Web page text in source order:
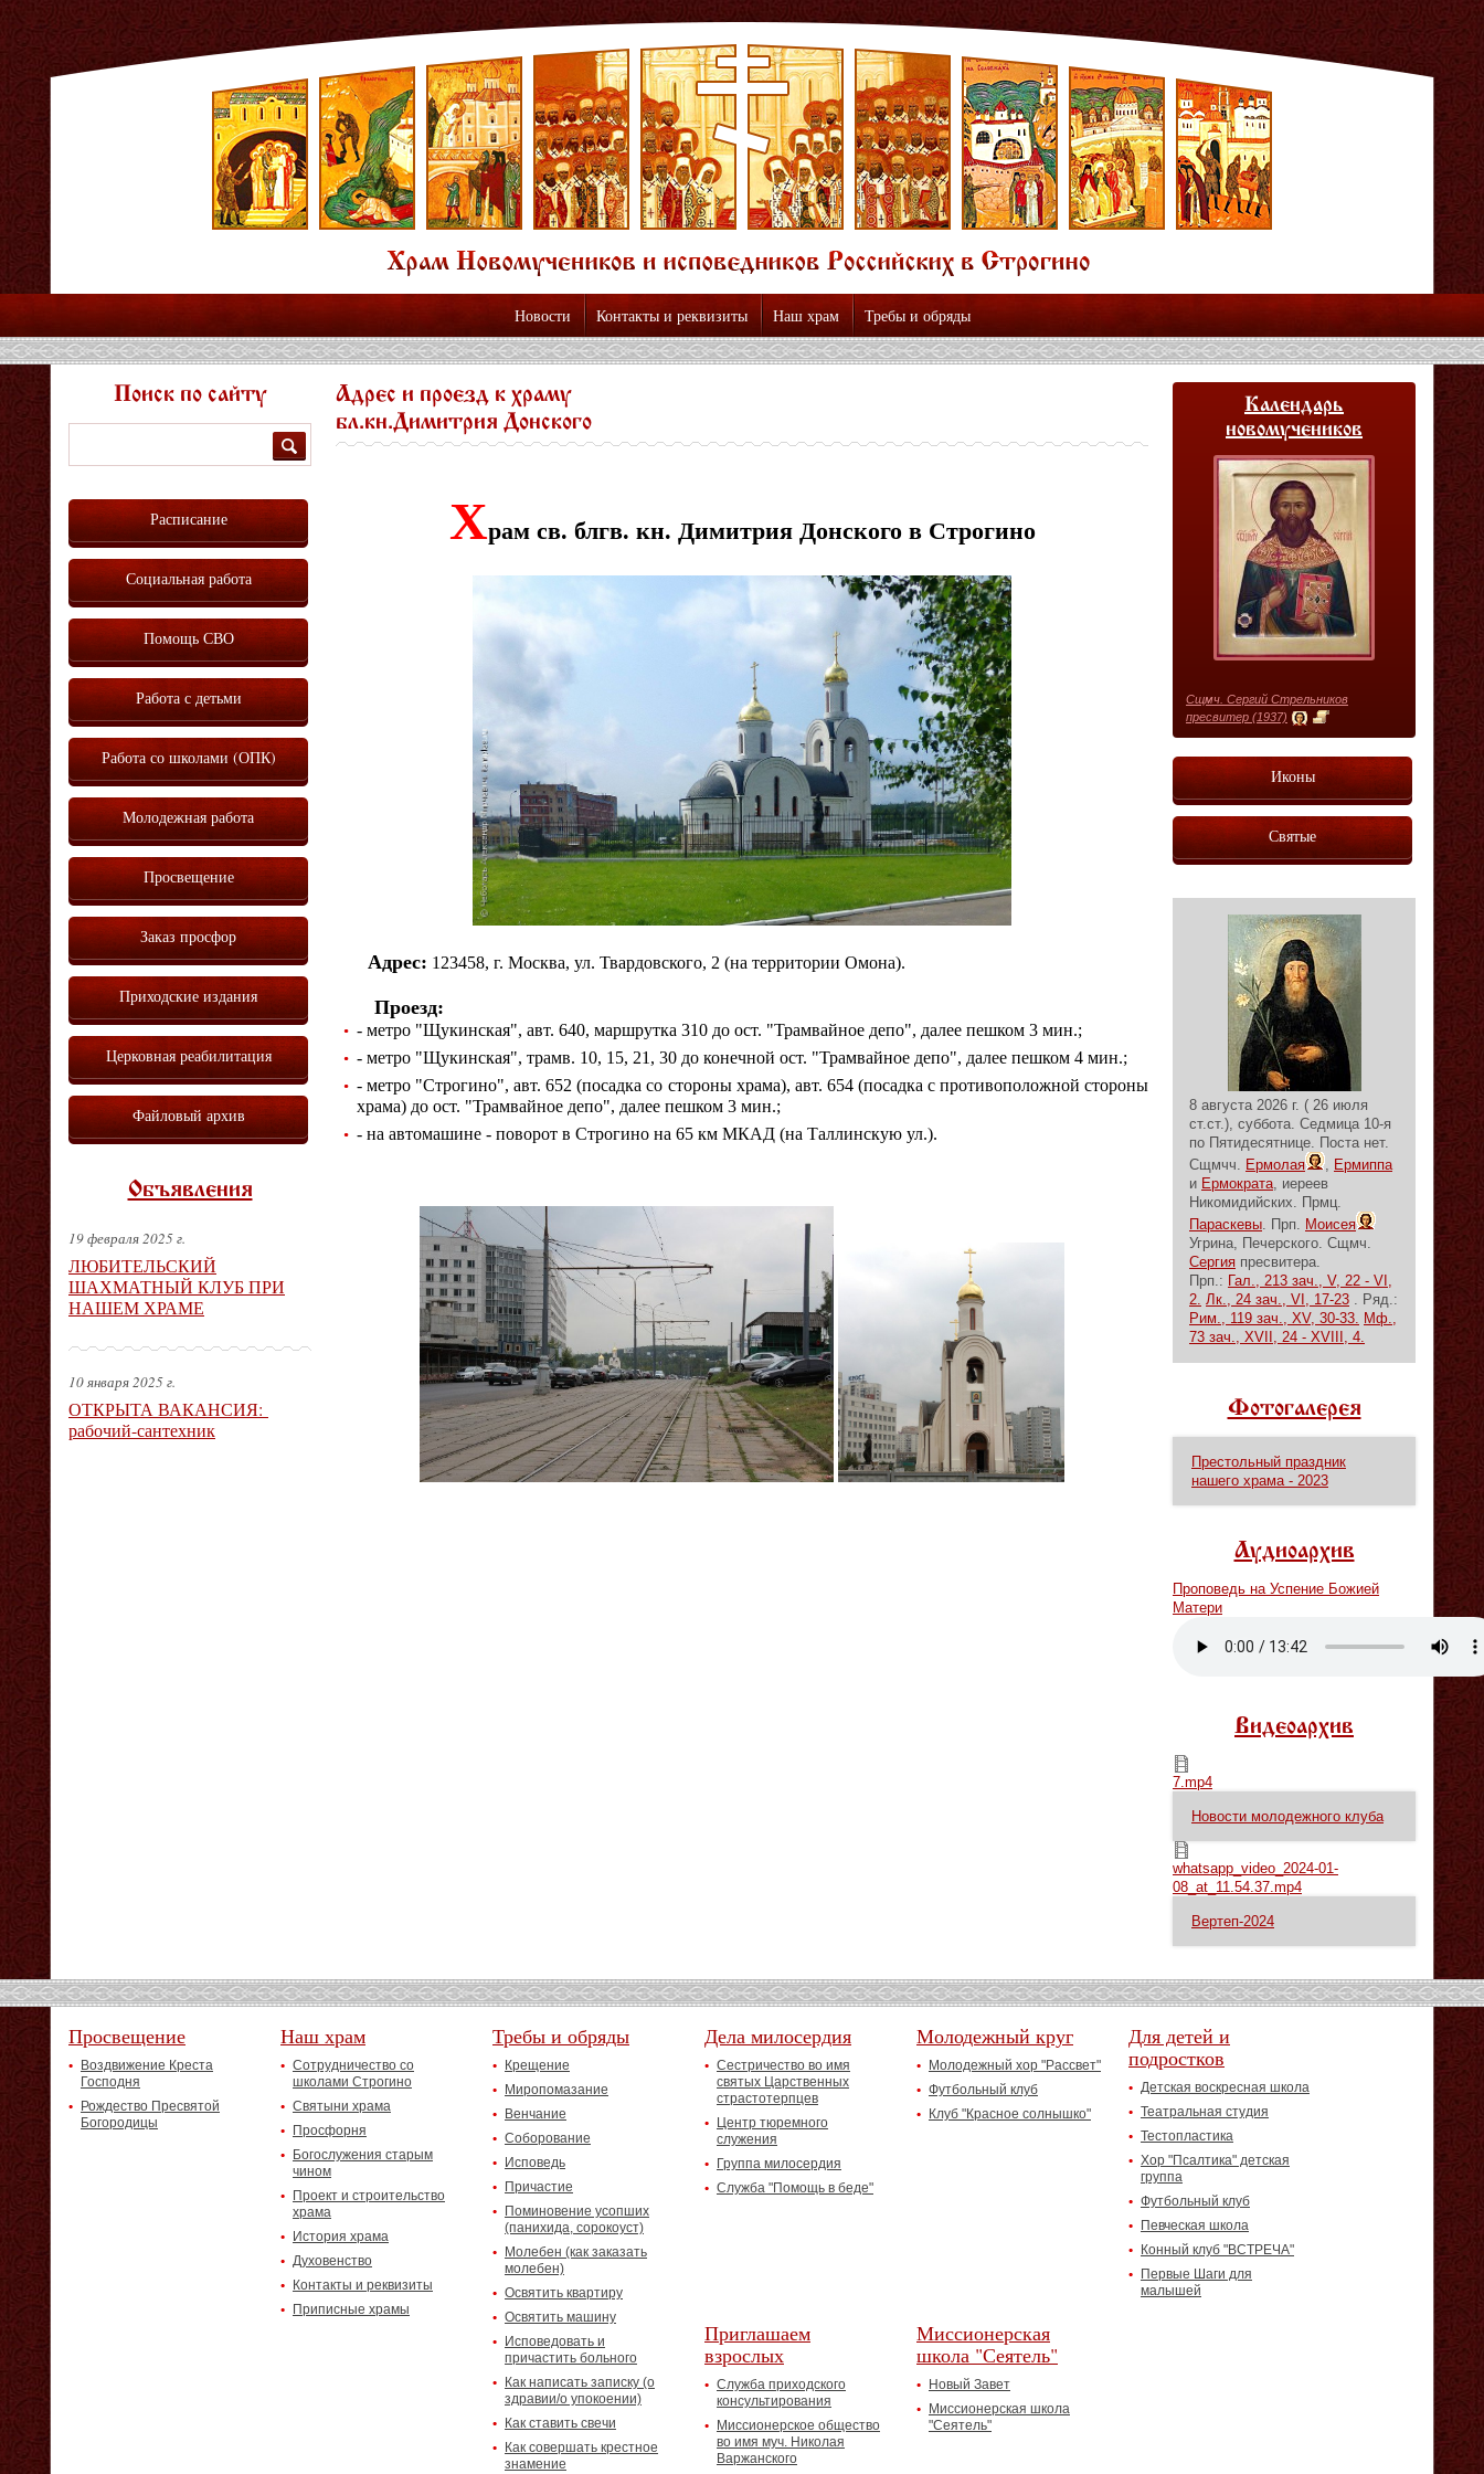
Новости Контакты и реквизиты Наш храм Требы и обряды
Адрес и проезд к храму
бл.кн.Димитрия Донского
Храм св. блгв. кн. Димитрия Донского в Строгино
Адрес: 123458, г. Москва, ул. Твардовского, 2 (на территории Омона).
Проезд:
- метро "Щукинская", авт. 640, маршрутка 310 до ост. "Трамвайное депо", далее пешком 3 мин.;
- метро "Щукинская", трамв. 10, 15, 21, 30 до конечной ост. "Трамвайное депо", далее пешком 4 мин.;
- метро "Строгино", авт. 652 (посадка со стороны храма), авт. 654 (посадка с противоположной стороны
храма) до ост. "Трамвайное депо", далее пешком 3 мин.;
- на автомашине - поворот в Строгино на 65 км МКАД (на Таллинскую ул.).
Поиск по сайту
Расписание
Социальная работа
Помощь СВО
Работа с детьми
Работа со школами (ОПК)
Молодежная работа
Просвещение
Заказ просфор
Приходские издания
Церковная реабилитация
Файловый архив
Объявления
19 февраля 2025 г.
ЛЮБИТЕЛЬСКИЙ
ШАХМАТНЫЙ КЛУБ ПРИ
НАШЕМ ХРАМЕ
10 января 2025 г.
ОТКРЫТА ВАКАНСИЯ:
рабочий-сантехник
Календарь
новомучеников
Сщмч. Сергий Стрельников
пресвитер (1937)
Иконы
Святые
8 августа 2026 г. ( 26 июля
ст.ст.), суббота. Седмица 10-я
по Пятидесятнице. Поста нет.
Сщмчч. Ермолая , Ермиппа
и Ермократа, иереев
Никомидийских. Прмц.
Параскевы. Прп. Моисея
Угрина, Печерского. Сщмч.
Сергия пресвитера.
Прп.: Гал., 213 зач., V, 22 - VI,
2. Лк., 24 зач., VI, 17-23 . Ряд.:
Рим., 119 зач., XV, 30-33. Мф.,
73 зач., XVII, 24 - XVIII, 4.
Фотогалерея
Престольный праздник
нашего храма - 2023
Аудиоархив
Проповедь на Успение Божией
Матери
Видеоархив
7.mp4
7.mp4
Новости молодежного клуба
whatsapp_video_2024-01-08_at_11.54.37.mp4
whatsapp_video_2024-01-
08_at_11.54.37.mp4
Вертеп-2024
Просвещение
Воздвижение Креста
Господня
Рождество Пресвятой
Богородицы
Наш храм
Сотрудничество со
школами Строгино
Святыни храма
Просфорня
Богослужения старым
чином
Проект и строительство
храма
История храма
Духовенство
Контакты и реквизиты
Приписные храмы
Требы и обряды
Крещение
Миропомазание
Венчание
Соборование
Исповедь
Причастие
Поминовение усопших
(панихида, сорокоуст)
Молебен (как заказать
молебен)
Освятить квартиру
Освятить машину
Исповедовать и
причастить больного
Как написать записку (о
здравии/о упокоении)
Как ставить свечи
Как совершать крестное
знамение
Дела милосердия
Сестричество во имя
святых Царственных
страстотерпцев
Центр тюремного
служения
Группа милосердия
Служба "Помощь в беде"
Молодежный круг
Молодежный хор "Рассвет"
Футбольный клуб
Клуб "Красное солнышко"
Для детей и
подростков
Детская воскресная школа
Театральная студия
Тестопластика
Хор "Псалтика" детская
группа
Футбольный клуб
Певческая школа
Конный клуб "ВСТРЕЧА"
Первые Шаги для
малышей
Приглашаем
взрослых
Служба приходского
консультирования
Миссионерское общество
во имя муч. Николая
Варжанского
Миссионерская
школа "Сеятель"
Новый Завет
Миссионерская школа
"Сеятель"